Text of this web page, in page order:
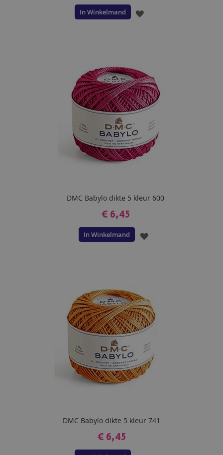
In Winkelmand
VOEG
DMC Babylo dikte 5 kleur 600
€ 6,45
In Winkelmand
VOEG
DMC Babylo dikte 5 kleur 741
€ 6,45